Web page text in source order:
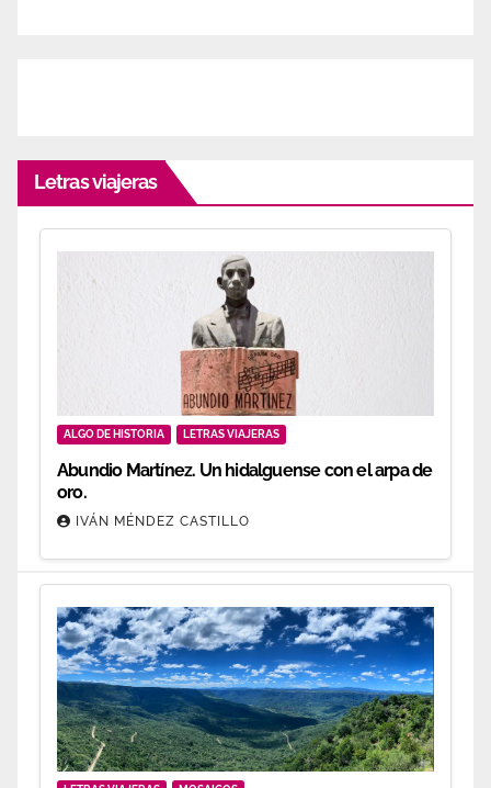
Letras viajeras
ALGO DE HISTORIA LETRAS VIAJERAS
Abundio Martínez. Un hidalguense con el arpa de
oro.
IVÁN MÉNDEZ CASTILLO